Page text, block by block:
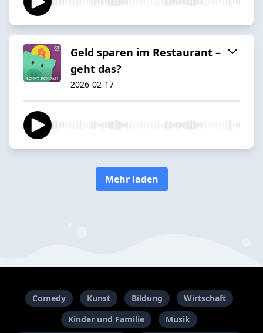
Geld sparen im Restaurant –
geht das?
2026-02-17
Mehr laden
Comedy Kunst Bildung
Wirtschaft
Kinder und Familie
Musik